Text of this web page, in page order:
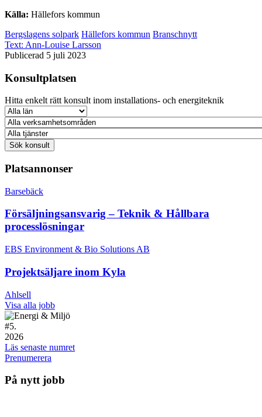
Källa: Hällefors kommun
Bergslagens solpark Hällefors kommun Branschnytt
Text: Ann-Louise Larsson
Publicerad 5 juli 2023
Konsultplatsen
Hitta enkelt rätt konsult inom installations- och energiteknik
Platsannonser
Barsebäck
Försäljningsansvarig – Teknik & Hållbara
processlösningar
EBS Environment & Bio Solutions AB
Projektsäljare inom Kyla
Ahlsell
Visa alla jobb
#5.
2026
Läs senaste numret
Prenumerera
På nytt jobb